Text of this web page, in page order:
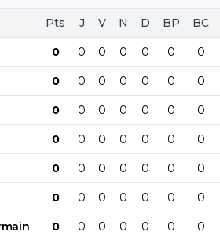
Pts J V N D BP BC
0 0 0 0 0 0 0
0 0 0 0 0 0 0
0 0 0 0 0 0 0
0 0 0 0 0 0 0
0 0 0 0 0 0 0
0 0 0 0 0 0 0
0 0 0 0 0 0 0